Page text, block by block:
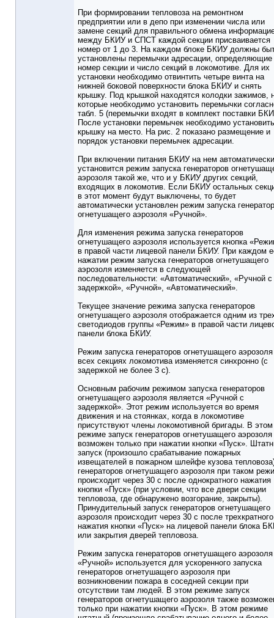
При формировании тепловоза на ремонтном
предприятии или в депо при изменении числа или
замене секций для правильного обмена
между БКИУ и СПСТ каждой секции присваивается
номер от 1 до 3. На каждом блоке БКИУ должны
установлены перемычки адресации, определяющие
номер секции и число секций в локомотиве. Для их
установки необходимо отвинтить четыре винта на
нижней боковой поверхности блока БКИУ и снять
крышку. Под крышкой находятся колодки зажимов,
которые необходимо установить перемычки
табл. 5 (перемычки входят в комплект поставки
После установки перемычек необходимо установить
крышку на место. На рис. 2 показано размещение и
порядок установки перемычек адресации.
При включении питания БКИУ на нем автоматически
установится режим запуска генераторов
аэрозоля такой же, что и у БКИУ других секций,
входящих в локомотив. Если БКИУ остальных
в этот момент будут выключены, то будет
автоматически установлен режим запуска
огнетушащего аэрозоля «Ручной».
Для изменения режима запуска генераторов
огнетушащего аэрозоля используется кнопка
в правой части лицевой панели БКИУ. При каждом
нажатии режим запуска генераторов огнетушащего
аэрозоля изменяется в следующей
последовательности: «Автоматический», «Ручной с
задержкой», «Ручной», «Автоматический».
Текущее значение режима запуска генераторов
огнетушащего аэрозоля отображается одним из
светодиодов группы «Режим» в правой части
панели блока БКИУ.
Режим запуска генераторов огнетушащего
всех секциях локомотива изменяется синхронно (с
задержкой не более 3 с).
Основным рабочим режимом запуска генераторов
огнетушащего аэрозоля является «Ручной с
задержкой». Этот режим используется во время
движения и на стоянках, когда в локомотиве
присутствуют члены локомотивной бригады. В этом
режиме запуск генераторов огнетушащего аэрозоля
возможен только при нажатии кнопки «Пуск».
запуск (произошло срабатывание пожарных
извещателей в пожарном шлейфе кузова
генераторов огнетушащего аэрозоля при таком
происходит через 30 с после однократного нажатия
кнопки «Пуск» (при условии, что все двери секции
тепловоза, где обнаружено возгорание, закрыты).
Принудительный запуск генераторов огнетушащего
аэрозоля происходит через 30 с после трехкратного
нажатия кнопки «Пуск» на лицевой панели блока
или закрытия дверей тепловоза.
Режим запуска генераторов огнетушащего аэрозоля
«Ручной» используется для ускоренного запуска
генераторов огнетушащего аэрозоля при
возникновении пожара в соседней секции при
отсутствии там людей. В этом режиме запуск
генераторов огнетушащего аэрозоля также
только при нажатии кнопки «Пуск». В этом режиме